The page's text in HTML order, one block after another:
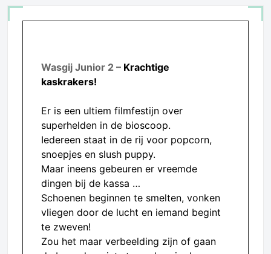
Wasgij Junior 2 – Krachtige
kaskrakers!
Er is een ultiem filmfestijn over
superhelden in de bioscoop.
Iedereen staat in de rij voor popcorn,
snoepjes en slush puppy.
Maar ineens gebeuren er vreemde
dingen bij de kassa …
Schoenen beginnen te smelten, vonken
vliegen door de lucht en iemand begint
te zweven!
Zou het maar verbeelding zijn of gaan